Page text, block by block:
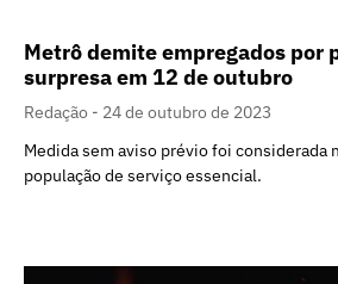
Metrô demite empregados por
surpresa em 12 de outubro
Redação
24 de outubro de 2023
Medida sem aviso prévio foi considerada
população de serviço essencial.